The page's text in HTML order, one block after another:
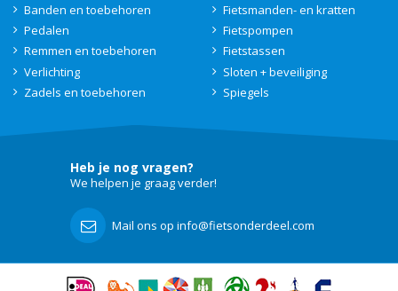
Banden en toebehoren
Pedalen
Remmen en toebehoren
Verlichting
Zadels en toebehoren
Fietsmanden- en kratten
Fietspompen
Fietstassen
Sloten + beveiliging
Spiegels
Heb je nog vragen?
We helpen je graag verder!
Mail ons op info@fietsonderdeel.com